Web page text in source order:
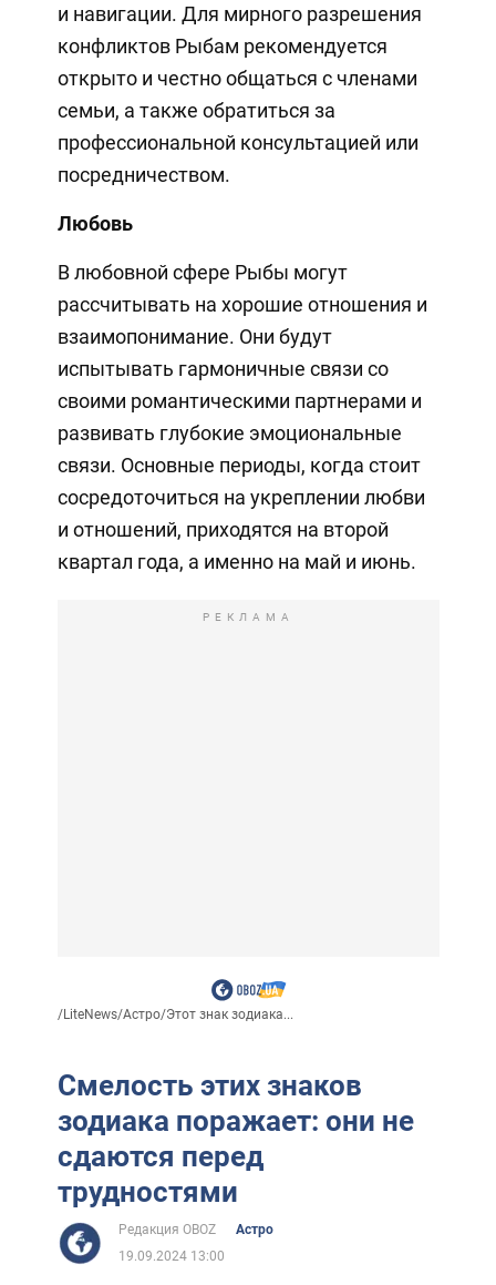
и навигации. Для мирного разрешения
конфликтов Рыбам рекомендуется
открыто и честно общаться с членами
семьи, а также обратиться за
профессиональной консультацией или
посредничеством.
Любовь
В любовной сфере Рыбы могут
рассчитывать на хорошие отношения и
взаимопонимание. Они будут
испытывать гармоничные связи со
своими романтическими партнерами и
развивать глубокие эмоциональные
связи. Основные периоды, когда стоит
сосредоточиться на укреплении любви
и отношений, приходятся на второй
квартал года, а именно на май и июнь.
РЕКЛАМА
/LiteNews/Астро/Этот знак зодиака...
Смелость этих знаков
зодиака поражает: они не
сдаются перед
трудностями
Редакция OBOZ
Астро
19.09.2024 13:00